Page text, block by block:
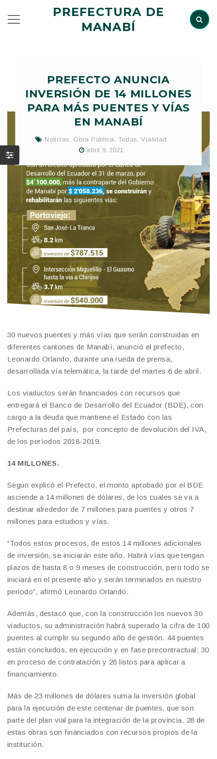
PREFECTURA DE
MANABÍ
PREFECTO ANUNCIA
INVERSIÓN DE 14 MILLONES
PARA MÁS PUENTES Y VÍAS
EN MANABÍ
Noticias Obra Pública Todas ,Vialidad
abril 9, 2021
30 nuevos puentes y más vías que serán construidas en
diferentes cantones de Manabí, anunció el prefecto,
Leonardo Orlando, durante una rueda de prensa,
desarrollada vía telemática, la tarde del martes 6 de abril.
Los viaductos serán financiados con recursos que
entregará el Banco de Desarrollo del Ecuador (BDE), con
cargo a la deuda que mantiene el Estado con las
Prefecturas del país, por concepto de devolución del IVA,
de los períodos 2018-2019.
14 MILLONES.
Según explicó el Prefecto, el monto aprobado por el BDE
asciende a 14 millones de dólares, de los cuales se va a
destinar alrededor de 7 millones para puentes y otros 7
millones para estudios y vías.
“Todos estos procesos, de estos 14 millones adicionales
de inversión, se iniciarán este año. Habrá vías que tengan
plazos de hasta 8 o 9 meses de construcción, pero todo se
iniciará en el presente año y serán terminados en nuestro
periodo”, afirmó Leonardo Orlando.
Además, destacó que, con la construcción los nuevos 30
viaductos, su administración habrá superado la cifra de 100
puentes al cumplir su segundo año de gestión. 44 puentes
están concluidos, en ejecución y en fase precontractual; 30
en proceso de contratación y 26 listos para aplicar a
financiamiento.
Más de 23 millones de dólares suma la inversión global
para la ejecución de este centenar de puentes, que son
parte del plan vial para la integración de la provincia. 28 de
estas obras son financiados con recursos propios de la
institución.